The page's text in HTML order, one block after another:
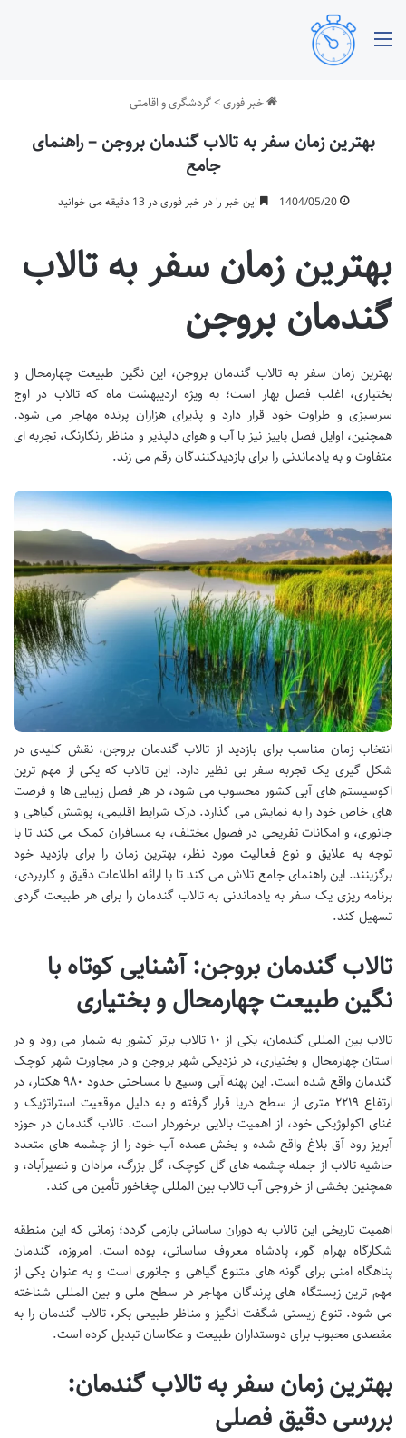
خبر فوری>گردشگری و اقامتی
بهترین زمان سفر به تالاب گندمان بروجن – راهنمای
جامع
1404/05/20 این خبر را در خبر فوری در 13 دقیقه می خوانید
بهترین زمان سفر به تالاب
گندمان بروجن
بهترین زمان سفر به تالاب گندمان بروجن، این نگین طبیعت چهارمحال و
بختیاری، اغلب فصل بهار است؛ به ویژه اردیبهشت ماه که تالاب در اوج
سرسبزی و طراوت خود قرار دارد و پذیرای هزاران پرنده مهاجر می شود.
همچنین، اوایل فصل پاییز نیز با آب و هوای دلپذیر و مناظر رنگارنگ، تجربه ای
متفاوت و به یادماندنی را برای بازدیدکنندگان رقم می زند.
انتخاب زمان مناسب برای بازدید از تالاب گندمان بروجن، نقش کلیدی در
شکل گیری یک تجربه سفر بی نظیر دارد. این تالاب که یکی از مهم ترین
اکوسیستم های آبی کشور محسوب می شود، در هر فصل زیبایی ها و فرصت
های خاص خود را به نمایش می گذارد. درک شرایط اقلیمی، پوشش گیاهی و
جانوری، و امکانات تفریحی در فصول مختلف، به مسافران کمک می کند تا با
توجه به علایق و نوع فعالیت مورد نظر، بهترین زمان را برای بازدید خود
برگزینند. این راهنمای جامع تلاش می کند تا با ارائه اطلاعات دقیق و کاربردی،
برنامه ریزی یک سفر به یادماندنی به تالاب گندمان را برای هر طبیعت گردی
تسهیل کند.
تالاب گندمان بروجن: آشنایی کوتاه با
نگین طبیعت چهارمحال و بختیاری
تالاب بین المللی گندمان، یکی از ۱۰ تالاب برتر کشور به شمار می رود و در
استان چهارمحال و بختیاری، در نزدیکی شهر بروجن و در مجاورت شهر کوچک
گندمان واقع شده است. این پهنه آبی وسیع با مساحتی حدود ۹۸۰ هکتار، در
ارتفاع ۲۲۱۹ متری از سطح دریا قرار گرفته و به دلیل موقعیت استراتژیک و
غنای اکولوژیکی خود، از اهمیت بالایی برخوردار است. تالاب گندمان در حوزه
آبریز رود آق بلاغ واقع شده و بخش عمده آب خود را از چشمه های متعدد
حاشیه تالاب از جمله چشمه های گل کوچک، گل بزرگ، مرادان و نصیرآباد، و
همچنین بخشی از خروجی آب تالاب بین المللی چغاخور تأمین می کند.
اهمیت تاریخی این تالاب به دوران ساسانی بازمی گردد؛ زمانی که این منطقه
شکارگاه بهرام گور، پادشاه معروف ساسانی، بوده است. امروزه، گندمان
پناهگاه امنی برای گونه های متنوع گیاهی و جانوری است و به عنوان یکی از
مهم ترین زیستگاه های پرندگان مهاجر در سطح ملی و بین المللی شناخته
می شود. تنوع زیستی شگفت انگیز و مناظر طبیعی بکر، تالاب گندمان را به
مقصدی محبوب برای دوستداران طبیعت و عکاسان تبدیل کرده است.
بهترین زمان سفر به تالاب گندمان:
بررسی دقیق فصلی